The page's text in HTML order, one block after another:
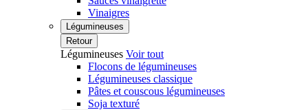
Vinaigres
Légumineuses
Retour
Légumineuses Voir tout
Flocons de légumineuses
Légumineuses classique
Pâtes et couscous légumineuses
Soja texturé